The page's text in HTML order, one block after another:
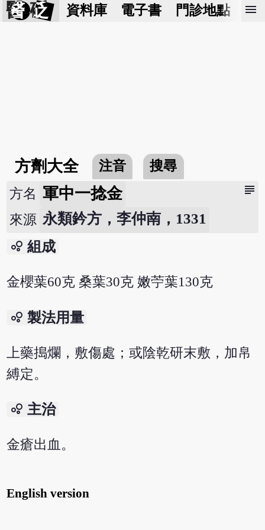
醫 砭 資料庫 電子書 門診地點 預
menu
方劑大全 注音 搜尋
subject
方名 軍中一捻金
來源 永類鈐方，李仲南，1331
bubble_chart 組成
金櫻葉60克 桑葉30克 嫩苧葉130克
bubble_chart 製法用量
上藥搗爛，敷傷處；或陰乾研末敷，加帛
縛定。
bubble_chart 主治
金瘡出血。
English version